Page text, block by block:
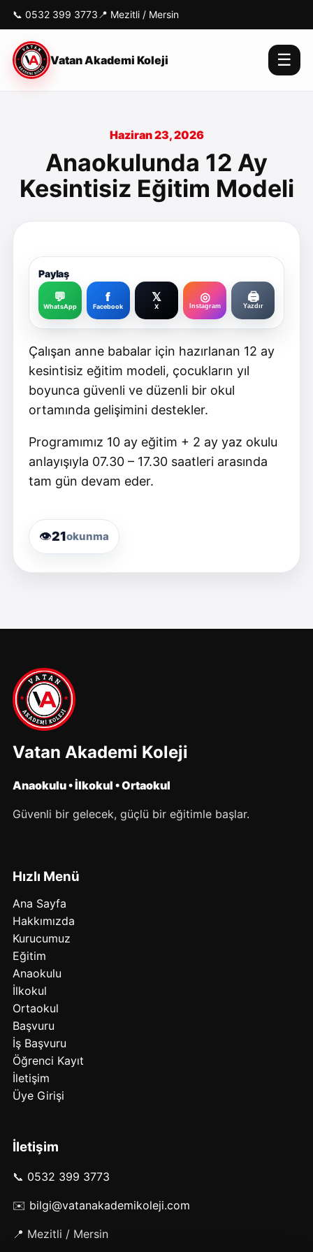
📞 0532 399 3773 📍 Mezitli / Mersin
Vatan Akademi Koleji ☰
Haziran 23, 2026
Anaokulunda 12 Ay
Kesintisiz Eğitim Modeli
Paylaş
💬
WhatsApp
f
Facebook
𝕏
X
◎
Instagram
🖨️
Yazdır
Çalışan anne babalar için hazırlanan 12 ay
kesintisiz eğitim modeli, çocukların yıl
boyunca güvenli ve düzenli bir okul
ortamında gelişimini destekler.
Programımız 10 ay eğitim + 2 ay yaz okulu
anlayışıyla 07.30 – 17.30 saatleri arasında
tam gün devam eder.
👁️21okunma
Vatan Akademi Koleji
Anaokulu • İlkokul • Ortaokul
Güvenli bir gelecek, güçlü bir eğitimle başlar.
Hızlı Menü
Ana Sayfa
Hakkımızda
Kurucumuz
Eğitim
Anaokulu
İlkokul
Ortaokul
Başvuru
İş Başvuru
Öğrenci Kayıt
İletişim
Üye Girişi
İletişim
📞 0532 399 3773
✉️ bilgi@vatanakademikoleji.com
📍 Mezitli / Mersin